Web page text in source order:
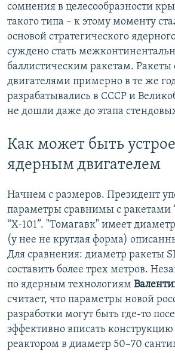
сомнения в целесообразности
такого типа – к этому моменту
основой стратегического
суждено стать
баллистическим ракетам.
двигателями примерно в те же
разрабатывались в СССР и
не дошли даже до этапа
Как может быть
ядерным двигателем
Начнем с размеров. Президент
параметры сравнимы с ракетами
“Х-101”. "Томагавк" имеет
(у нее не круглая форма)
Для сравнения: диаметр ракеты
составить более трех метров.
по ядерным технологиям
считает, что параметры новой
разработки могут быть где-то
эффективно вписать
реактором в диаметр 50–70